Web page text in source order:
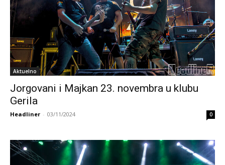
Aktuelno
Jorgovani i Majkan 23. novembra u klubu
Gerila
Headliner - 03/11/2024 0